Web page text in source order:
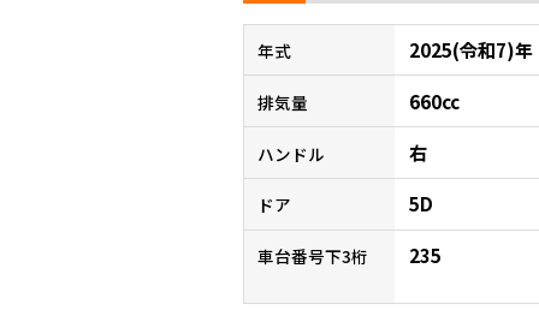
年式 2025(令和7)年
排気量 660cc
ハンドル 右
ドア 5D
車台番号下3桁 235